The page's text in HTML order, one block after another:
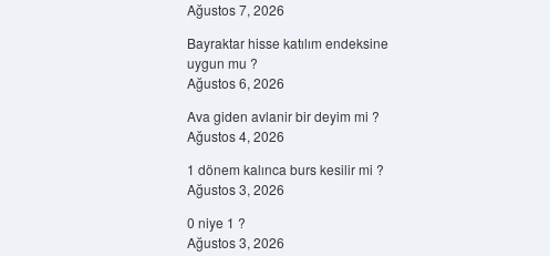
Ağustos 7, 2026
Bayraktar hisse katılım endeksine
uygun mu ?
Ağustos 6, 2026
Ava giden avlanir bir deyim mi ?
Ağustos 4, 2026
1 dönem kalınca burs kesilir mi ?
Ağustos 3, 2026
0 niye 1 ?
Ağustos 3, 2026